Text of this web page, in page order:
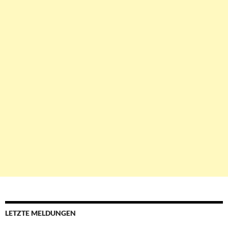
LETZTE MELDUNGEN